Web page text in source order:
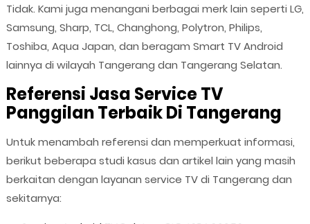
Tidak. Kami juga menangani berbagai merk lain seperti LG,
Samsung, Sharp, TCL, Changhong, Polytron, Philips,
Toshiba, Aqua Japan, dan beragam Smart TV Android
lainnya di wilayah Tangerang dan Tangerang Selatan.
Referensi Jasa Service TV
Panggilan Terbaik Di Tangerang
Untuk menambah referensi dan memperkuat informasi,
berikut beberapa studi kasus dan artikel lain yang masih
berkaitan dengan layanan service TV di Tangerang dan
sekitarnya: